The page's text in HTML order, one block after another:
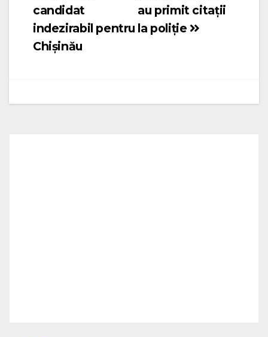
au primit citații
la poliție
candidat
indezirabil pentru
Chișinău